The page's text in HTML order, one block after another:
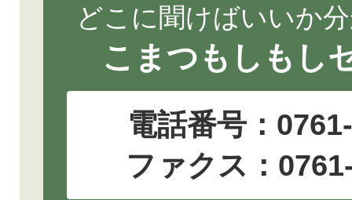
どこに聞けばいいか
こまつもしもし
電話番号：
ファクス：